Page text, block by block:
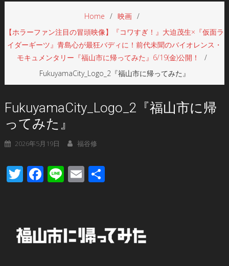
Home
映画
【ホラーファン注目の冒頭映像】『コワすぎ！』大迫茂生×『仮面ラ
イダーギーツ』青島心が最狂バディに！前代未聞のバイオレンス・
モキュメンタリー『福山市に帰ってみた』6/19(金)公開！
FukuyamaCity_Logo_2『福山市に帰ってみた』
FukuyamaCity_Logo_2『福山市に帰
ってみた』
2026年5月19日 福谷修
Twitter
Facebook
LineEmail